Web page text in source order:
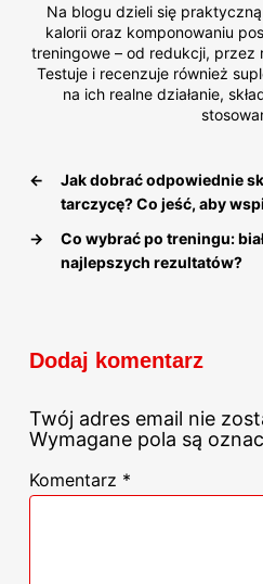
Na blogu dzieli się
kalorii oraz komponowaniu
treningowe – od redukcji, przez
Testuje i recenzuje również
na ich realne działanie,
←
Jak dobrać odpowiednie
tarczycę? Co jeść, aby
→
Co wybrać po treningu:
najlepszych rezultatów?
Dodaj komentarz
Twój adres email nie
Wymagane pola są
Komentarz *